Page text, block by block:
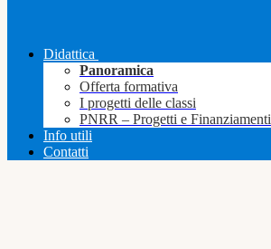
Didattica
Panoramica
Offerta formativa
I progetti delle classi
PNRR – Progetti e Finanziamenti
Info utili
Contatti